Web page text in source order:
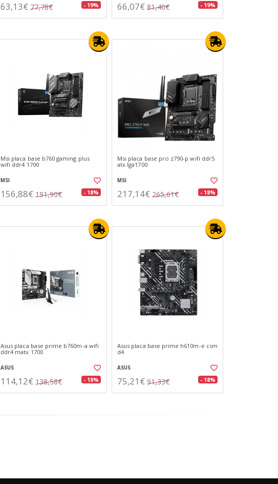
63,13€ 77,78€ - 19% 66,07€ 81,40€ - 19%
Msi placa base b760 gaming plus
wifi ddr4 1700
MSI
156,88€ 191,90€ - 18%
Msi placa base pro z790-p wifi ddr5
atx lga1700
MSI
217,14€ 265,61€ - 18%
Asus placa base prime b760m-a wifi
ddr4 matx 1700
ASUS
114,12€ 138,58€ - 18%
Asus placa base prime h610m-e csm
d4
ASUS
75,21€ 91,33€ - 18%